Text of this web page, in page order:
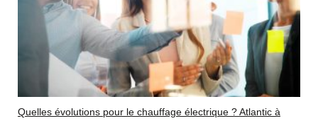
Quelles évolutions pour le chauffage électrique ? Atlantic à